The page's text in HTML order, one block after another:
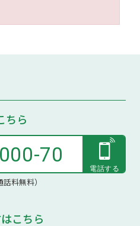
ちら
70
料無料）
こちら